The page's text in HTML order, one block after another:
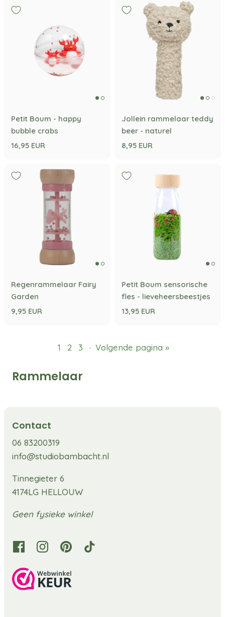
Petit Boum - happy
bubble crabs
16,95 EUR
Jollein rammelaar teddy
beer - naturel
8,95 EUR
Regenrammelaar Fairy
Garden
9,95 EUR
Petit Boum sensorische
fles - lieveheersbeestjes
13,95 EUR
1 2 3 · Volgende pagina »
Rammelaar
Contact
06 83200319
info@studiobambacht.nl
Tinnegieter 6
4174LG HELLOUW
Geen fysieke winkel